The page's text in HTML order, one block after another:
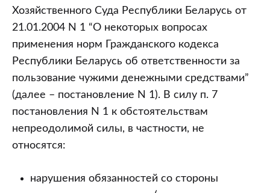
Хозяйственного Суда Республики Беларусь от
21.01.2004 N 1 “О некоторых вопросах
применения норм Гражданского кодекса
Республики Беларусь об ответственности за
пользование чужими денежными средствами”
(далее – постановление N 1). В силу п. 7
постановления N 1 к обстоятельствам
непреодолимой силы, в частности, не
относятся:
нарушения обязанностей со стороны